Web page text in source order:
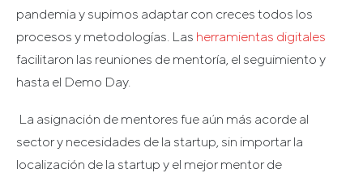
pandemia y supimos adaptar con creces todos los
procesos y metodologías. Las herramientas digitales
facilitaron las reuniones de mentoría, el seguimiento y
hasta el Demo Day.
La asignación de mentores fue aún más acorde al
sector y necesidades de la startup, sin importar la
localización de la startup y el mejor mentor de